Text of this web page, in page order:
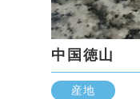
中国徳山
産地